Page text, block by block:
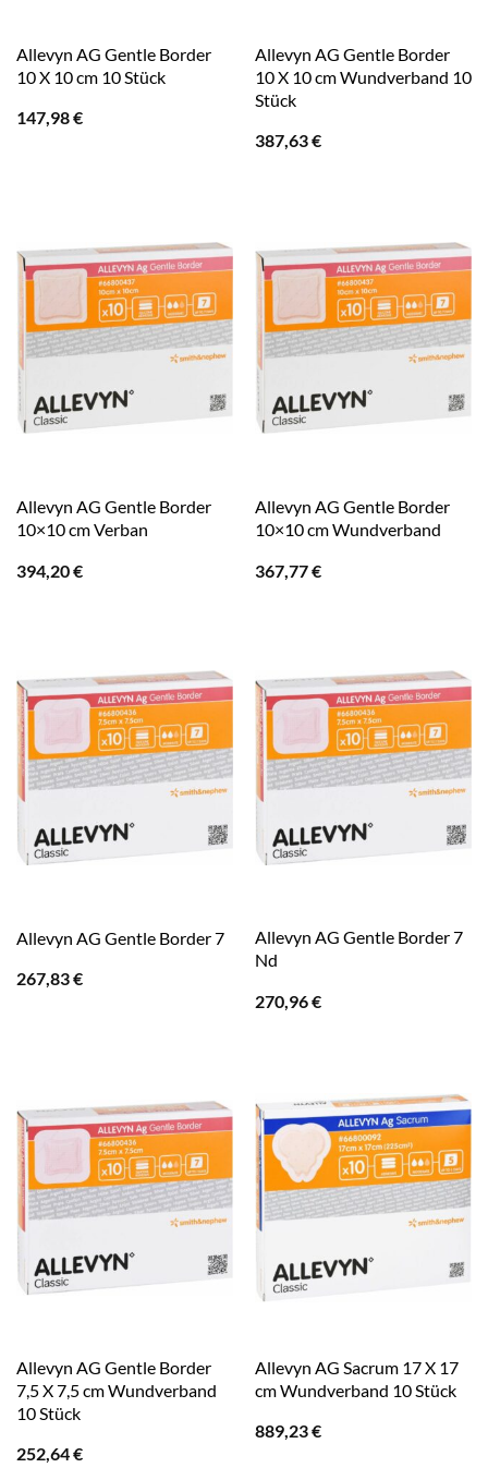
Allevyn AG Gentle Border
10 X 10 cm 10 Stück
147,98€
Allevyn AG Gentle Border
10 X 10 cm Wundverband 10
Stück
387,63€
Allevyn AG Gentle Border
10×10 cm Verban
394,20€
Allevyn AG Gentle Border
10×10 cm Wundverband
367,77€
Allevyn AG Gentle Border 7
267,83€
Allevyn AG Gentle Border 7
Nd
270,96€
Allevyn AG Gentle Border
7,5 X 7,5 cm Wundverband
10 Stück
252,64€
Allevyn AG Sacrum 17 X 17
cm Wundverband 10 Stück
889,23€